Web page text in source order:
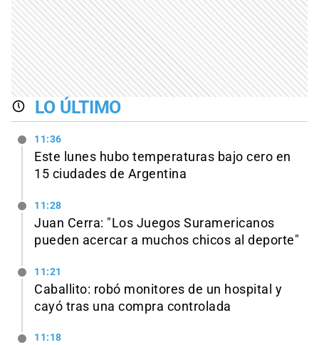
LO ÚLTIMO
11:36
Este lunes hubo temperaturas bajo cero en
15 ciudades de Argentina
11:28
Juan Cerra: "Los Juegos Suramericanos
pueden acercar a muchos chicos al deporte"
11:21
Caballito: robó monitores de un hospital y
cayó tras una compra controlada
11:18